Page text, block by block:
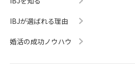
IBJが選ばれる理由
婚活の成功ノウハウ